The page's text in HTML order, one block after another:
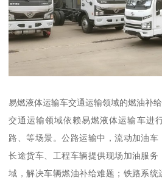
易燃液体运输车交通运输领域的燃油补
交通运输领域依赖易燃液体运输车进
路、等场景。公路运输中，流动加油
长途货车、工程车辆提供现场加油服
域，解决车辆燃油补给难题；铁路系